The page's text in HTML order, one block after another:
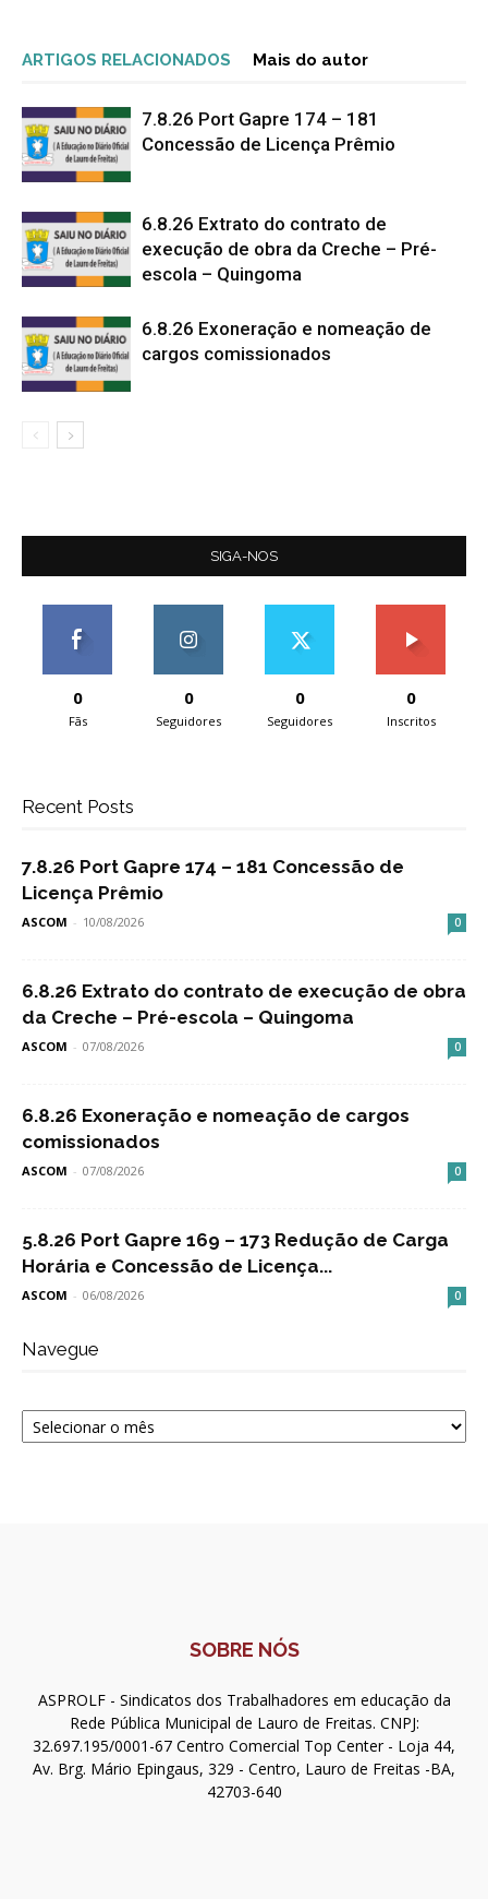
ARTIGOS RELACIONADOS Mais do autor
7.8.26 Port Gapre 174 – 181
Concessão de Licença Prêmio
6.8.26 Extrato do contrato de
execução de obra da Creche – Pré-
escola – Quingoma
6.8.26 Exoneração e nomeação de
cargos comissionados
SIGA-NOS
0
Fãs
0
Seguidores
0
Seguidores
0
Inscritos
Recent Posts
7.8.26 Port Gapre 174 – 181 Concessão de
Licença Prêmio
ASCOM - 10/08/2026 0
6.8.26 Extrato do contrato de execução de obra
da Creche – Pré-escola – Quingoma
ASCOM - 07/08/2026 0
6.8.26 Exoneração e nomeação de cargos
comissionados
ASCOM - 07/08/2026 0
5.8.26 Port Gapre 169 – 173 Redução de Carga
Horária e Concessão de Licença...
ASCOM - 06/08/2026 0
Navegue
Navegue
SOBRE NÓS
ASPROLF - Sindicatos dos Trabalhadores em educação da
Rede Pública Municipal de Lauro de Freitas. CNPJ:
32.697.195/0001-67 Centro Comercial Top Center - Loja 44,
Av. Brg. Mário Epingaus, 329 - Centro, Lauro de Freitas -BA,
42703-640